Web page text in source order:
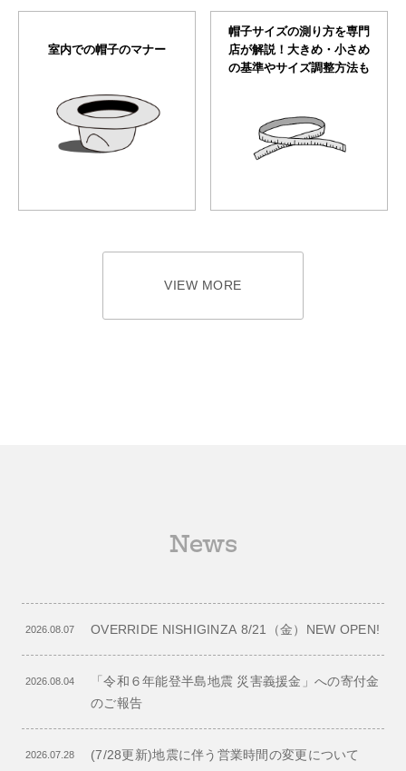
室内での帽子のマナー
帽子サイズの測り方を専門
店が解説！大きめ・小さめ
の基準やサイズ調整方法も
VIEW MORE
News
2026.08.07 OVERRIDE NISHIGINZA 8/21（金）NEW OPEN!
2026.08.04
「令和６年能登半島地震 災害義援金」への寄付金
のご報告
2026.07.28 (7/28更新)地震に伴う営業時間の変更について